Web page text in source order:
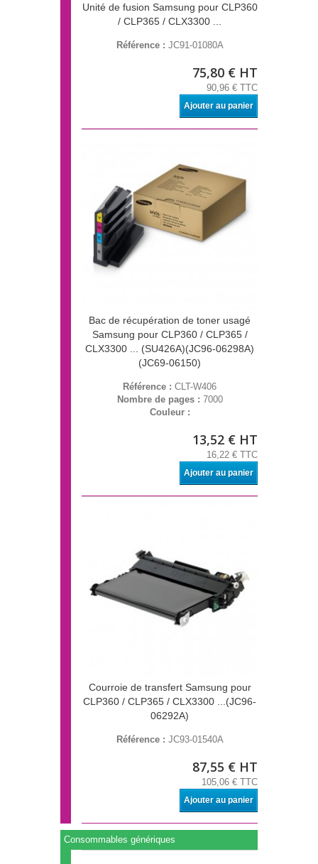
Unité de fusion Samsung pour CLP360
/ CLP365 / CLX3300 ...
Référence : JC91-01080A
75,80 € HT
90,96 € TTC
Ajouter au panier
Bac de récupération de toner usagé
Samsung pour CLP360 / CLP365 /
CLX3300 ... (SU426A)(JC96-06298A)
(JC69-06150)
Référence : CLT-W406
Nombre de pages : 7000
Couleur :
13,52 € HT
16,22 € TTC
Ajouter au panier
Courroie de transfert Samsung pour
CLP360 / CLP365 / CLX3300 ...(JC96-
06292A)
Référence : JC93-01540A
87,55 € HT
105,06 € TTC
Ajouter au panier
Consommables génériques